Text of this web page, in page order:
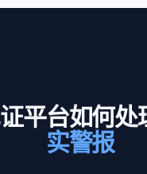
平台如何处
实警报